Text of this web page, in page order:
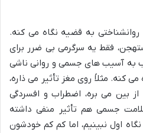
به قضیه نگاه می کنه.
فقط یه سرگرمی بی ضرر برای
به آسیب های جسمی و روانی ناشی
می کنه. مثلاً روی مغز تأثیر می ذاره،
بین می بره، اضطراب و افسردگی
جسمی هم تأثیر منفی داشته
اول نبینیم، اما کم کم خودشون